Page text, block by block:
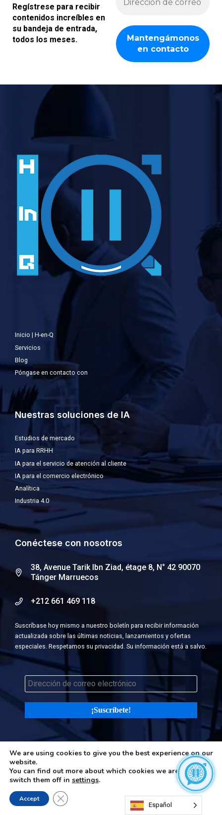
Regístrese para recibir
contenidos increíbles en
su bandeja de entrada,
todos los meses.
Inicio | H-en-Q
Servicios
Blog
Póngase en contacto con
Nuestras soluciones de IA
Estudios de mercado
IA para RRHH
IA para el servicio de atención al cliente
IA para el comercio electrónico
Analítica
Industria 4.0
Conéctese con nosotros
38, Avenue Tarik Ibn Ziad, étage 8, N° 42 90070
Tánger Marruecos
+212 661 469 118
Suscríbase hoy mismo a nuestro boletín para recibir información
actualizada sobre las últimas noticias, lanzamientos y ofertas
especiales. Respetamos su privacidad. Su información está a salvo.
©2026 H-in-Q (Happiness in Questions). All rights reserved |Terms
and Privacy Policy |Cookies Policy
We are using cookies to give you the best experience on our
website.
You can find out more about which cookies we are using or
switch them off in settings.
Accept Close GDPR Cookie Banner
Español